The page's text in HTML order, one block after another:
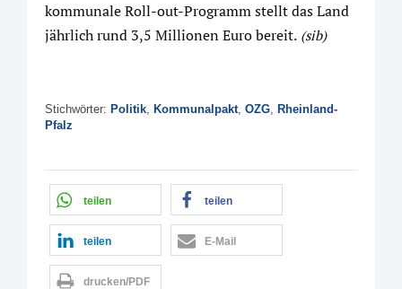
kommunale Roll-out-Programm stellt das Land
jährlich rund 3,5 Millionen Euro bereit. (sib)
Stichwörter: Politik, Kommunalpakt, OZG, Rheinland-
Pfalz
teilen teilen
teilen E-Mail
drucken/PDF